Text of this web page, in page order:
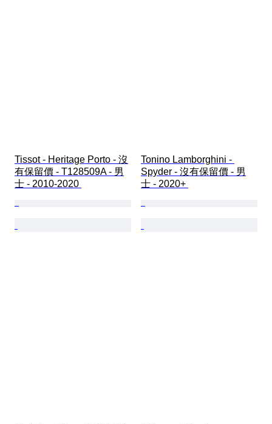
Tissot - Heritage Porto - 沒
有保留價 - T128509A - 男
士 - 2010-2020
Tonino Lamborghini -
Spyder - 沒有保留價 - 男
士 - 2020+